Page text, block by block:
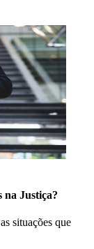
na Justiça?
situações que